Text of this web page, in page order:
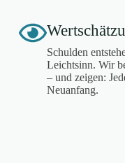
Schulden
Leichtsinn. Wir
– und zeigen:
Neuanfang.